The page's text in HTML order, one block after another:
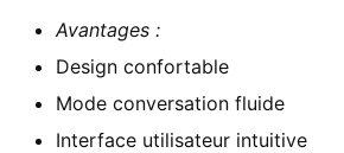
Avantages :
Design confortable
Mode conversation fluide
Interface utilisateur intuitive